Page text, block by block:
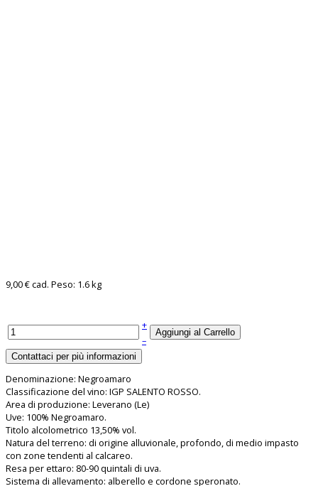
9,00 €cad. Peso: 1.6 kg
+
–
Denominazione: Negroamaro
Classificazione del vino: IGP SALENTO ROSSO.
Area di produzione: Leverano (Le)
Uve: 100% Negroamaro.
Titolo alcolometrico 13,50% vol.
Natura del terreno: di origine alluvionale, profondo, di medio impasto
con zone tendenti al calcareo.
Resa per ettaro: 80-90 quintali di uva.
Sistema di allevamento: alberello e cordone speronato.